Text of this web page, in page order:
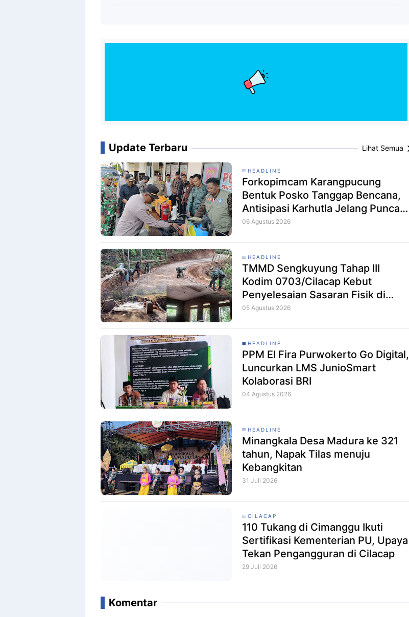
Update Terbaru Lihat Semua
HEADLINE
Forkopimcam Karangpucung
Bentuk Posko Tanggap Bencana,
Antisipasi Karhutla Jelang Puncak
Kemarau
06 Agustus 2026
HEADLINE
TMMD Sengkuyung Tahap III
Kodim 0703/Cilacap Kebut
Penyelesaian Sasaran Fisik di
Desa Bingkeng
05 Agustus 2026
HEADLINE
PPM El Fira Purwokerto Go Digital,
Luncurkan LMS JunioSmart
Kolaborasi BRI
04 Agustus 2026
HEADLINE
Minangkala Desa Madura ke 321
tahun, Napak Tilas menuju
Kebangkitan
31 Juli 2026
CILACAP
110 Tukang di Cimanggu Ikuti
Sertifikasi Kementerian PU, Upaya
Tekan Pengangguran di Cilacap
29 Juli 2026
Komentar